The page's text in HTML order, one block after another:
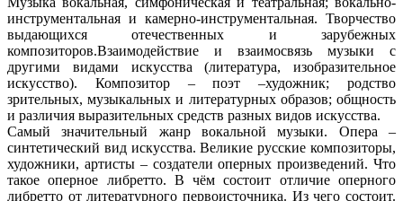
инструментальная и камерно-инструментальная. Творчество
выдающихся отечественных и зарубежных
композиторов.Взаимодействие и взаимосвязь музыки с
другими видами искусства (литература, изобразительное
искусство). Композитор – поэт –художник; родство
зрительных, музыкальных и литературных образов; общность
и различия выразительных средств разных видов искусства.
Самый значительный жанр вокальной музыки. Опера –
синтетический вид искусства. Великие русские композиторы,
художники, артисты – создатели оперных произведений. Что
такое оперное либретто. В чём состоит отличие оперного
либретто от литературного первоисточника. Из чего состоит.